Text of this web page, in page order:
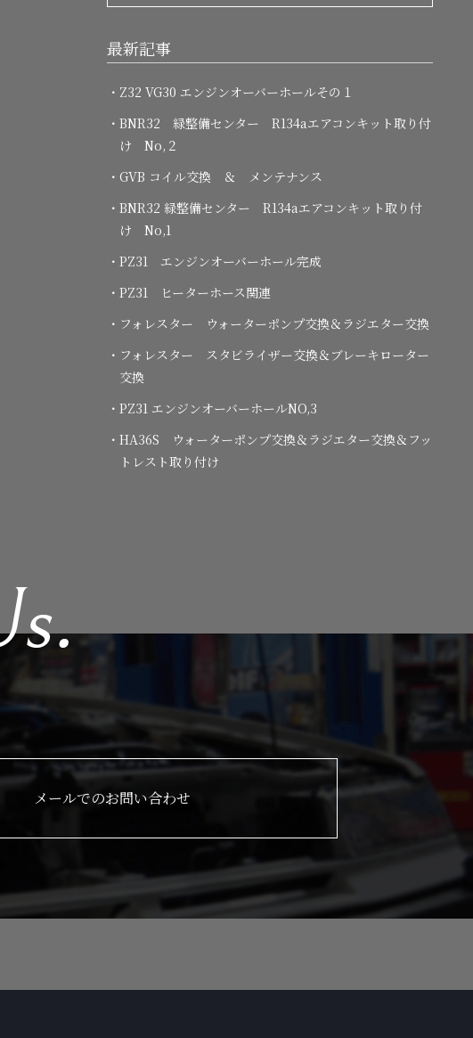
最新記事
・Z32 VG30 エンジンオーバーホールその１
・BNR32 緑整備センター R134aエアコンキット取り付
け No,２
・GVB コイル交換 ＆ メンテナンス
・BNR32 緑整備センター R134aエアコンキット取り付
け No,1
・PZ31 エンジンオーバーホール完成
・PZ31 ヒーターホース関連
・フォレスター ウォーターポンプ交換＆ラジエター交換
・フォレスター スタビライザー交換＆ブレーキローター
交換
・PZ31 エンジンオーバーホールNO,3
・HA36S ウォーターポンプ交換＆ラジエター交換＆フッ
トレスト取り付け
メールでのお問い合わせ